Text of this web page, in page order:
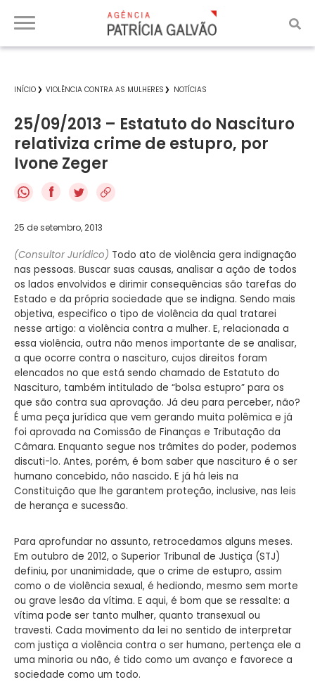
INÍCIO VIOLÊNCIA CONTRA AS MULHERES NOTÍCIAS
25/09/2013 – Estatuto do Nascituro
relativiza crime de estupro, por
Ivone Zeger
f
25 de setembro, 2013
(Consultor Jurídico) Todo ato de violência gera indignação
nas pessoas. Buscar suas causas, analisar a ação de todos
os lados envolvidos e dirimir consequências são tarefas do
Estado e da própria sociedade que se indigna. Sendo mais
objetiva, especifico o tipo de violência da qual tratarei
nesse artigo: a violência contra a mulher. E, relacionada a
essa violência, outra não menos importante de se analisar,
a que ocorre contra o nascituro, cujos direitos foram
elencados no que está sendo chamado de Estatuto do
Nascituro, também intitulado de “bolsa estupro” para os
que são contra sua aprovação. Já deu para perceber, não?
É uma peça jurídica que vem gerando muita polêmica e já
foi aprovada na Comissão de Finanças e Tributação da
Câmara. Enquanto segue nos trâmites do poder, podemos
discuti-lo. Antes, porém, é bom saber que nascituro é o ser
humano concebido, não nascido. E já há leis na
Constituição que lhe garantem proteção, inclusive, nas leis
de herança e sucessão.
Para aprofundar no assunto, retrocedamos alguns meses.
Em outubro de 2012, o Superior Tribunal de Justiça (STJ)
definiu, por unanimidade, que o crime de estupro, assim
como o de violência sexual, é hediondo, mesmo sem morte
ou grave lesão da vítima. E aqui, é bom que se ressalte: a
vítima pode ser tanto mulher, quanto transexual ou
travesti. Cada movimento da lei no sentido de interpretar
com justiça a violência contra o ser humano, pertença ele a
uma minoria ou não, é tido como um avanço e favorece a
sociedade como um todo.